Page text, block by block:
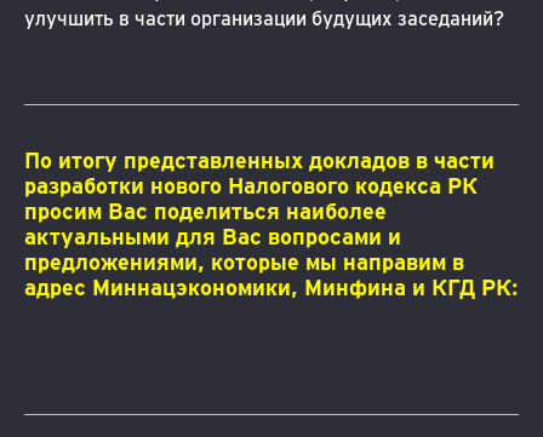
улучшить в части организации будущих заседаний?
По итогу представленных докладов в части
разработки нового Налогового кодекса РК
просим Вас поделиться наиболее
актуальными для Вас вопросами и
предложениями, которые мы направим в
адрес Миннацэкономики, Минфина и КГД РК: